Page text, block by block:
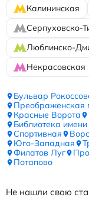
Калининская
Серпуховско-
Люблинско-
Некрасовская
Бульвар
Преображенская
Красные Ворота
Библиотека
Спортивная
Юго-Западная
Филатов Луг
Потапово
Не нашли свою